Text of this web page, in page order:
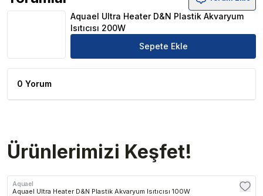
Aquael Ultra Heater D&N Plastik Akvaryum Isıtıcısı
Aquael Ultra Heater D&N Plastik Akvaryum
Isıtıcısı 200W
Sepete Ekle
0 Yorum
Ürünlerimizi Keşfet!
Aquael
Aquael Ultra Heater D&N Plastik Akvaryum Isıtıcısı 100W